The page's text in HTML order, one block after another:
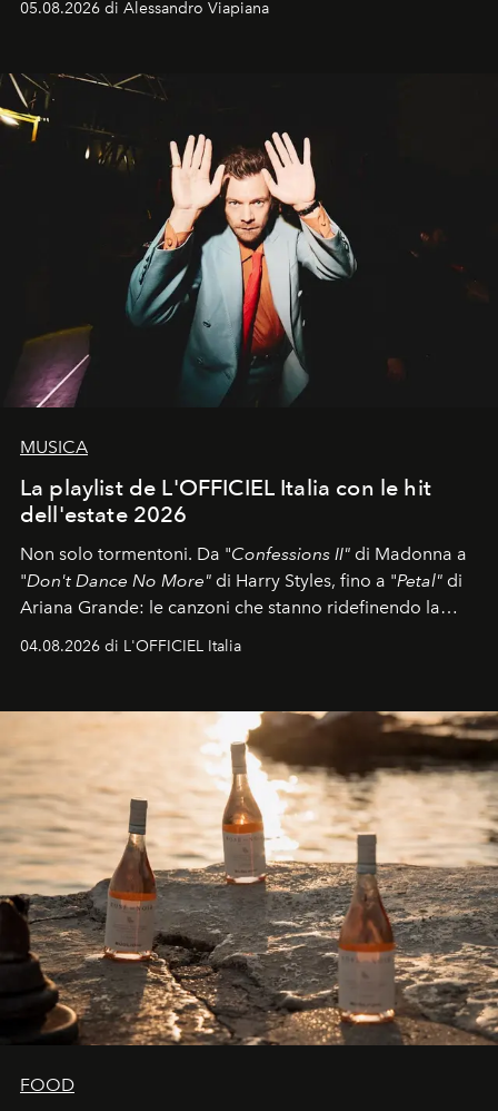
05.08.2026 di Alessandro Viapiana
MUSICA
La playlist de L'OFFICIEL Italia con le hit
dell'estate 2026
Non solo tormentoni. Da "Confessions II" di Madonna a
"Don't Dance No More" di Harry Styles, fino a "Petal" di
Ariana Grande: le canzoni che stanno ridefinendo la
colonna sonora della stagione.
04.08.2026 di L'OFFICIEL Italia
FOOD